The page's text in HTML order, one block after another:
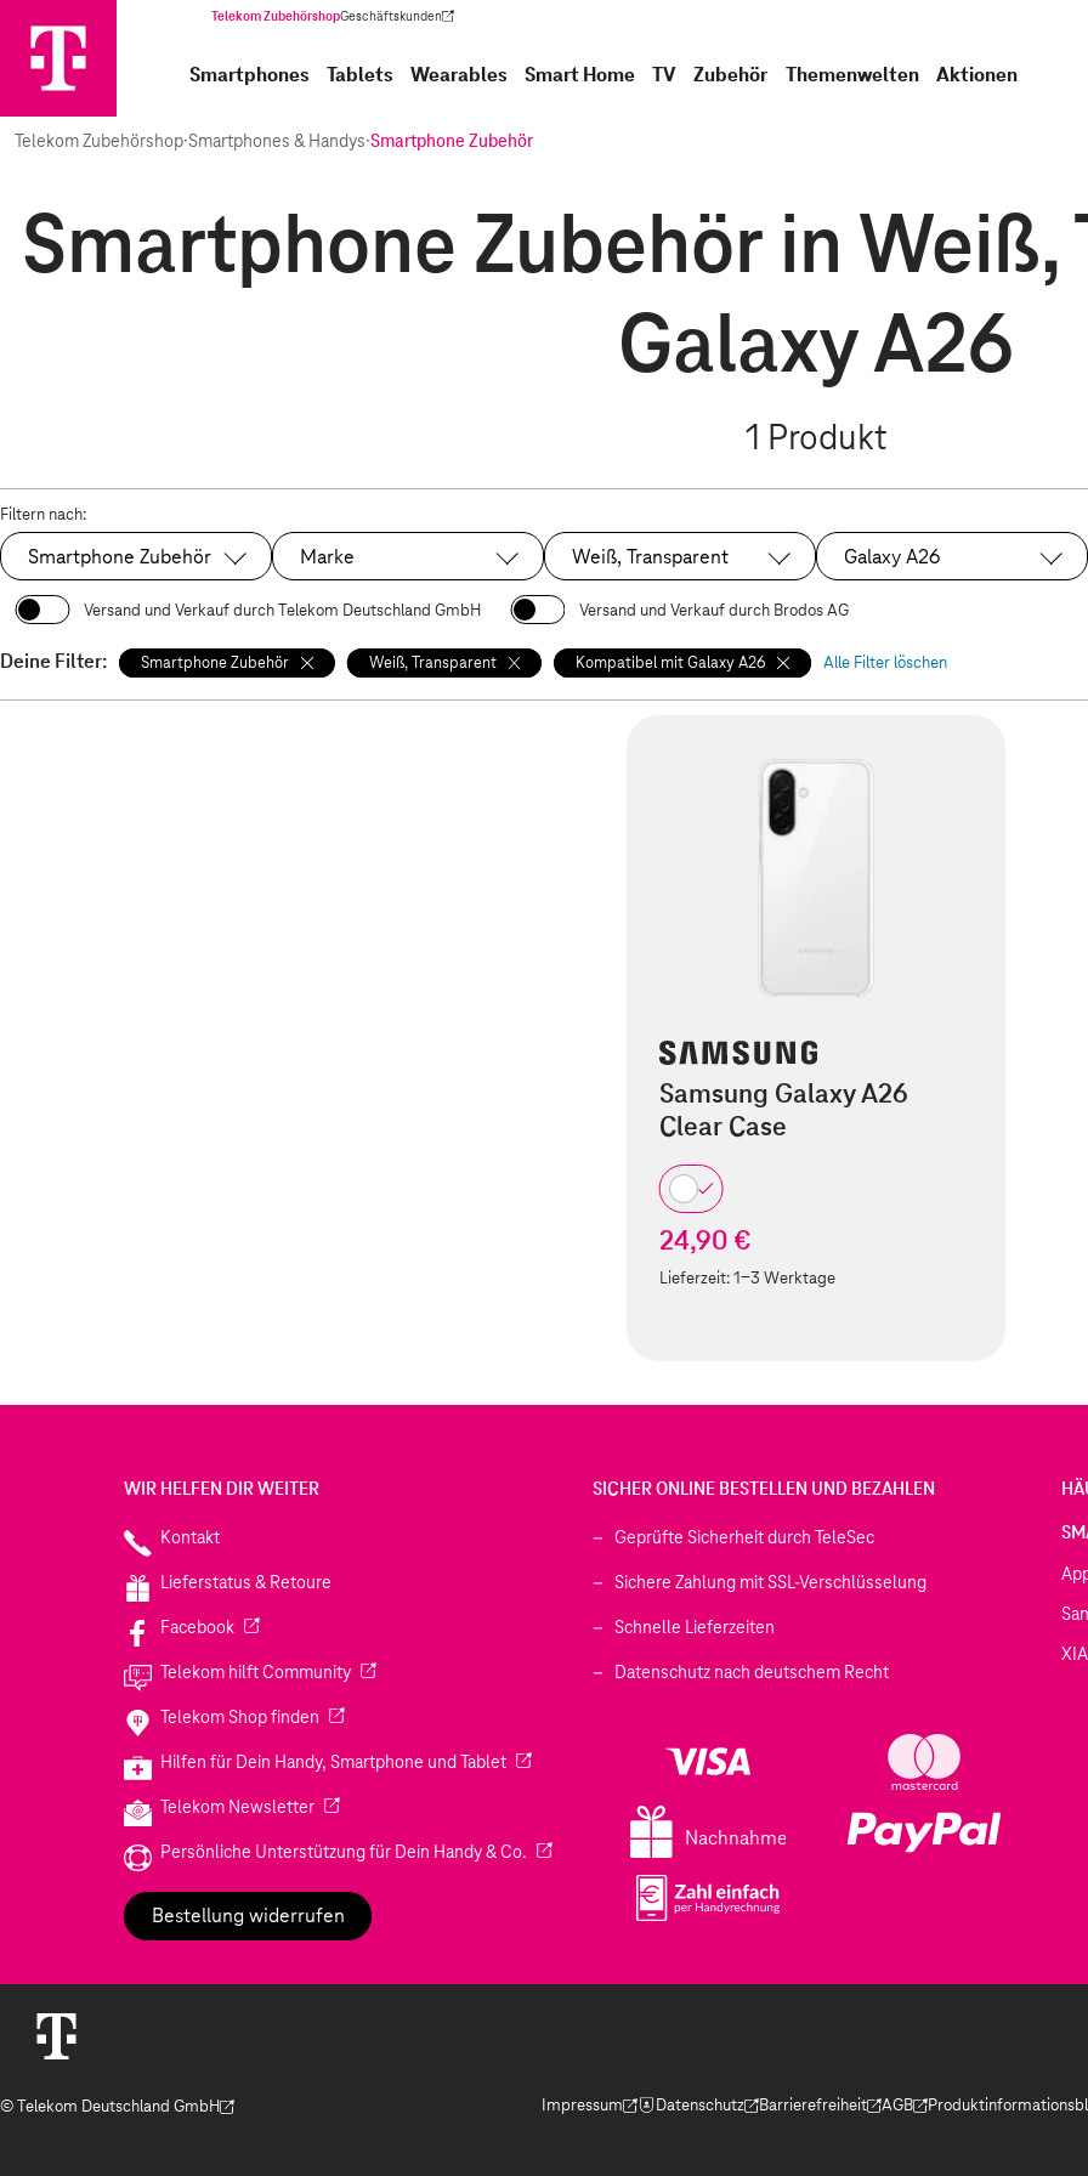
Telekom ZubehörshopGeschäftskunden
(Wird in einem neuen Tab geöffnet)
Smartphones Tablets Wearables Smart Home TV Zubehör Themenwelten Aktionen
Telekom Zubehörshop·Smartphones & Handys·Smartphone Zubehör
Smartphone Zubehör in
Galaxy A26
1 Produkt
Filtern nach:
Ausgewählt:
Smartphone Zubehör Marke Ausgewählt:
Weiß, Transparent Ausgewählt:
Galaxy A26
Versand und Verkauf durch Telekom Deutschland GmbH Versand und Verkauf durch Brodos AG
Deine Filter: Smartphone Zubehör Weiß, Transparent Kompatibel mit Galaxy A26 Alle Filter löschen
Samsung Galaxy A26
Clear Case
24,90 €
Lieferzeit:1-3 Werktage
WIR HELFEN DIR WEITER
Kontakt
Lieferstatus & Retoure
Facebook(Wird in einem neuen Tab geöffnet)
Telekom hilft Community(Wird in einem neuen Tab geöffnet)
Telekom Shop finden (Wird in einem neuen Tab geöffnet)
Hilfen für Dein Handy, Smartphone und Tablet(Wird in einem neuen Tab geöffnet)
Telekom Newsletter(Wird in einem neuen Tab geöffnet)
Persönliche Unterstützung für Dein Handy & Co. (Wird in einem neuen Tab geöffnet)
Bestellung widerrufen
SICHER ONLINE BESTELLEN UND BEZAHLEN
Geprüfte Sicherheit durch TeleSec
Sichere Zahlung mit SSL-Verschlüsselung
Schnelle Lieferzeiten
Datenschutz nach deutschem Recht
Nachnahme
© Telekom Deutschland GmbH
(Der Link wird in einem neuen Tab geöffnet)
Impressum
(Der Link wird in einem neuen Tab geöffnet)
Datenschutz
(Der Link wird in einem neuen Tab geöffnet)
Barrierefreiheit
(Der Link wird in einem neuen Tab geöffnet)
AGB
(Der Link wird in einem
(Der Link wird in